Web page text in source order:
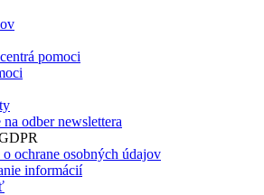
pomoci
na odber newslettera
ochrane osobných údajov
informácií